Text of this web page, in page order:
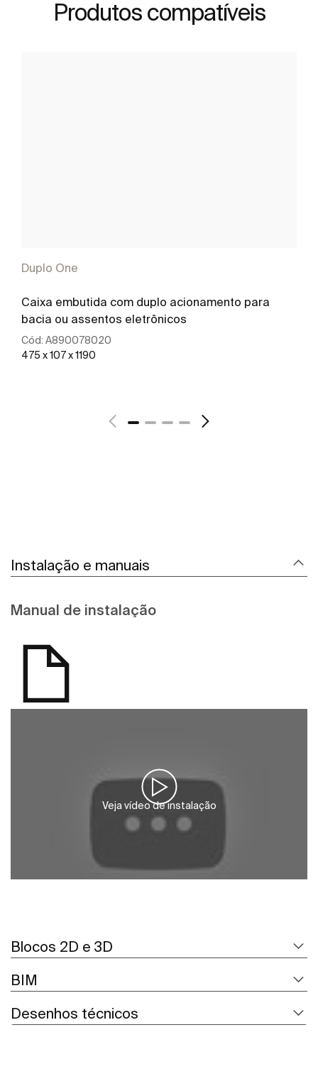
Produtos compatíveis
Duplo One
Caixa embutida com duplo acionamento para
bacia ou assentos eletrônicos
Cód: A890078020
475 x 107 x 1190
Instalação e manuais
Manual de instalação
Veja vídeo de instalação
Blocos 2D e 3D
BIM
Desenhos técnicos